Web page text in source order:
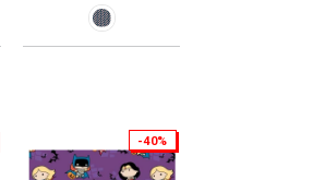
-40%